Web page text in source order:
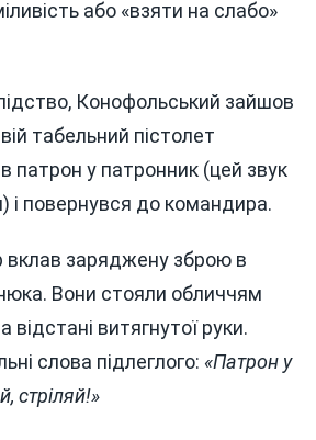
або «взяти на слабо»
Конофольський зайшов
табельний пістолет
патрон у патронник (цей звук
і повернувся до командира.
вклав заряджену зброю в
Вони стояли обличчям
відстані витягнутої руки.
слова підлеглого: «Патрон у
стріляй!»